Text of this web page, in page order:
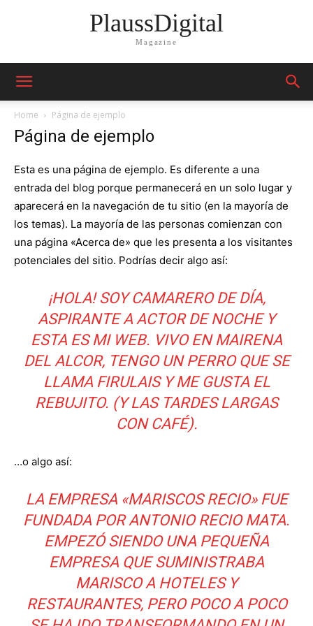
PlaussDigital
Magazine
Home Página de ejemplo
Página de ejemplo
Esta es una página de ejemplo. Es diferente a una
entrada del blog porque permanecerá en un solo lugar y
aparecerá en la navegación de tu sitio (en la mayoría de
los temas). La mayoría de las personas comienzan con
una página «Acerca de» que les presenta a los visitantes
potenciales del sitio. Podrías decir algo así:
¡HOLA! SOY CAMARERO DE DÍA,
ASPIRANTE A ACTOR DE NOCHE Y
ESTA ES MI WEB. VIVO EN MAIRENA
DEL ALCOR, TENGO UN PERRO QUE SE
LLAMA FIRULAIS Y ME GUSTA EL
REBUJITO. (Y LAS TARDES LARGAS
CON CAFÉ).
…o algo así:
LA EMPRESA «MARISCOS RECIO» FUE
FUNDADA POR ANTONIO RECIO MATA.
EMPEZÓ SIENDO UNA PEQUEÑA
EMPRESA QUE SUMINISTRABA
MARISCO A HOTELES Y
RESTAURANTES, PERO POCO A POCO